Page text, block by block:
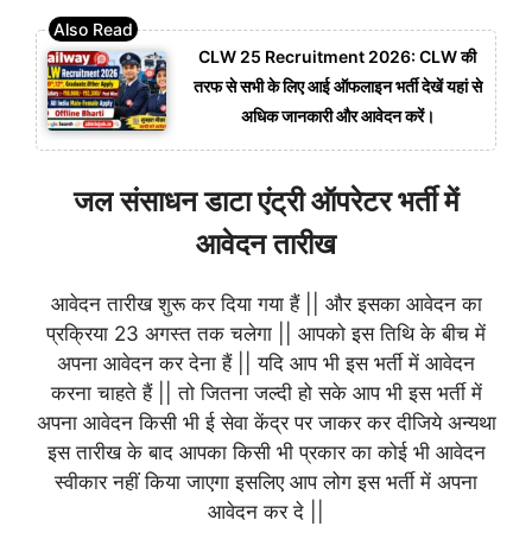
CLW 25 Recruitment 2026: CLW की
तरफ से सभी के लिए आई ऑफलाइन भर्ती देखें यहां से
अधिक जानकारी और आवेदन करें।
जल संसाधन डाटा एंट्री ऑपरेटर भर्ती में
आवेदन तारीख
आवेदन तारीख शुरू कर दिया गया हैं || और इसका आवेदन का
प्रक्रिया 23 अगस्त तक चलेगा || आपको इस तिथि के बीच में
अपना आवेदन कर देना हैं || यदि आप भी इस भर्ती में आवेदन
करना चाहते हैं || तो जितना जल्दी हो सके आप भी इस भर्ती में
अपना आवेदन किसी भी ई सेवा केंद्र पर जाकर कर दीजिये अन्यथा
इस तारीख के बाद आपका किसी भी प्रकार का कोई भी आवेदन
स्वीकार नहीं किया जाएगा इसलिए आप लोग इस भर्ती में अपना
आवेदन कर दे ||